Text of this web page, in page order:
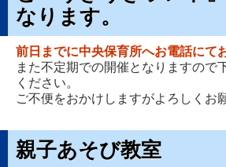
なります。
前日までに中央保育所へお電話にて
また不定期での開催となりますので
ください。
ご不便をおかけしますがよろしくお
親子あそび教室